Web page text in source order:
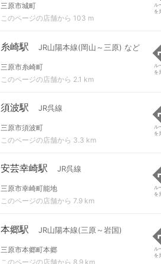
三原市城町
このページの店舗から 103 m
ル
を
糸崎駅 JR山陽本線(岡山～三原) など
三原市糸崎町
このページの店舗から 2.1 km
ル
を
須波駅 JR呉線
三原市須波町
このページの店舗から 3.3 km
ル
を
安芸幸崎駅 JR呉線
三原市幸崎町能地
このページの店舗から 7.9 km
ル
を
本郷駅 JR山陽本線(三原～岩国)
三原市本郷町本郷
このページの店舗から 8.9 km
ル
を